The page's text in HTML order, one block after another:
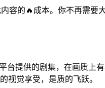
容的🔥成本。你不再需要
台提供的剧集，在画质
视觉享受，是质的飞跃。